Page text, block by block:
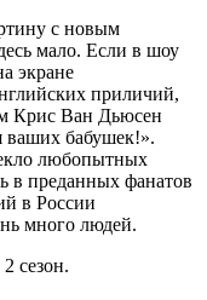
с новым
мало. Если в шоу
экране
приличий,
Крис Ван Дьюсен
ваших бабушек!».
любопытных
в преданных фанатов
в России
много людей.
сезон.